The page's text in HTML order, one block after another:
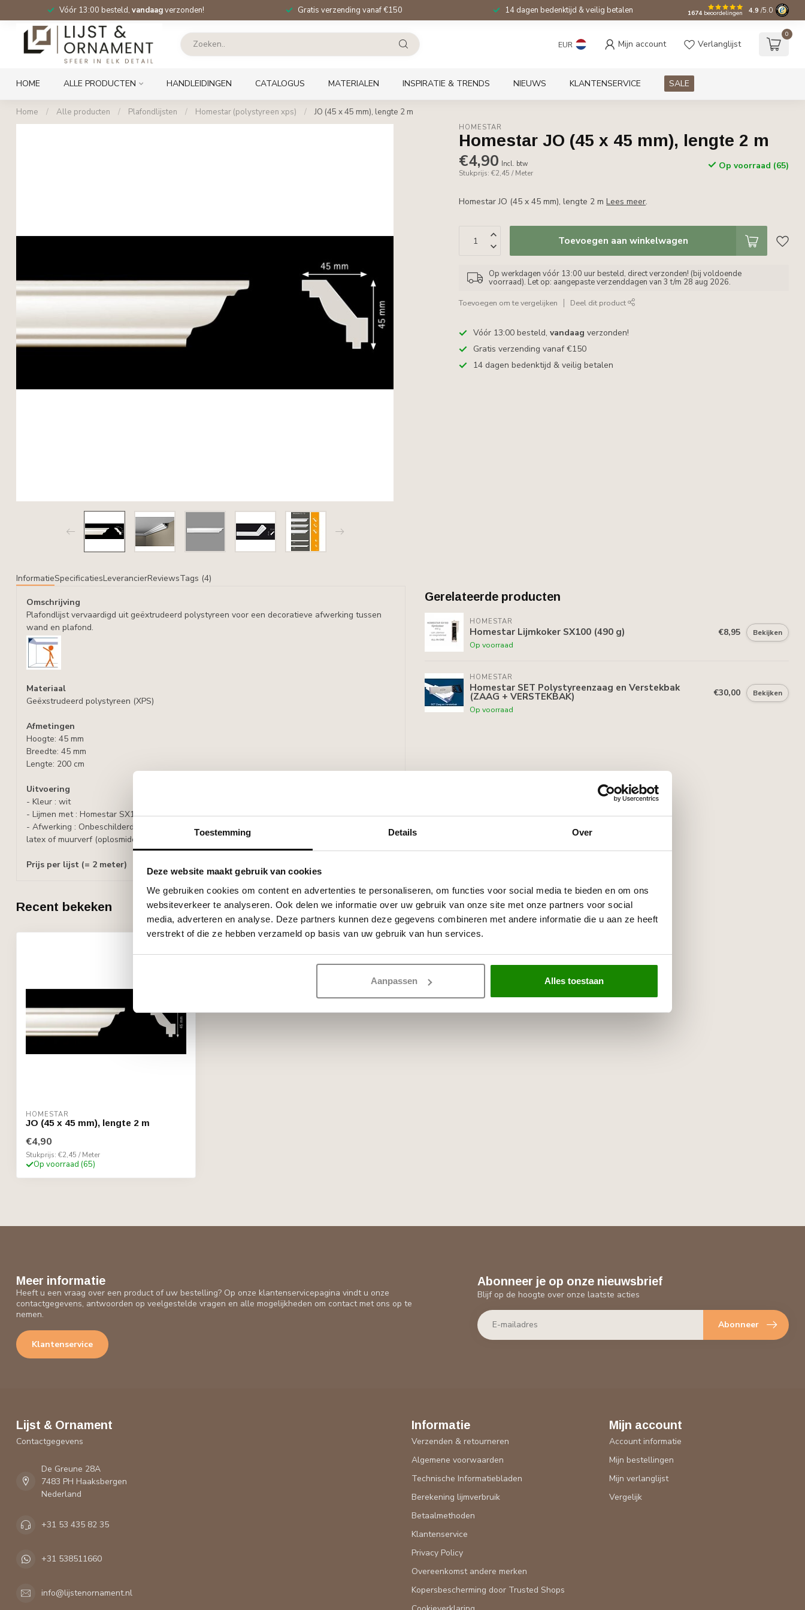
Toestemming Details Over
Deze website maakt gebruik van cookies
We gebruiken cookies om content en advertenties te personaliseren, om functies voor social media te bieden en om ons
websiteverkeer te analyseren. Ook delen we informatie over uw gebruik van onze site met onze partners voor social
media, adverteren en analyse. Deze partners kunnen deze gegevens combineren met andere informatie die u aan ze heeft
verstrekt of die ze hebben verzameld op basis van uw gebruik van hun services.
Aanpassen Alles toestaan
Vóór 13:00 besteld, vandaagverzonden! Gratis verzending vanaf €150 14 dagen bedenktijd & veilig betalen 1674beoordelingen 4.9 /5.0
EUR Mijn account Verlanglijst
0
HOME ALLE PRODUCTEN HANDLEIDINGEN CATALOGUS MATERIALEN INSPIRATIE & TRENDS NIEUWS KLANTENSERVICE SALE
Home / Alle producten / Plafondlijsten / Homestar (polystyreen xps) / JO (45 x 45 mm), lengte 2 m
HOMESTAR
Homestar JO (45 x 45 mm), lengte 2 m
€4,90 Incl. btw
Stukprijs: €2,45 / Meter
Op voorraad (65)
Homestar JO (45 x 45 mm), lengte 2 mLees meer.
Toevoegen aan winkelwagen
Op werkdagen vóór 13:00 uur besteld, direct verzonden! (bij voldoende
voorraad). Let op: aangepaste verzenddagen van 3 t/m 28 aug 2026.
Toevoegen om te vergelijken Deel dit product
Vóór 13:00 besteld,vandaag verzonden!
Gratis verzending vanaf €150
14 dagen bedenktijd & veilig betalen
InformatieSpecificatiesLeverancierReviewsTags (4)
Omschrijving
Plafondlijst vervaardigd uit geëxtrudeerd polystyreen voor een decoratieve afwerking tussen
wand en plafond.
Materiaal
Geëxstrudeerd polystyreen (XPS)
Afmetingen
Hoogte: 45 mm
Breedte: 45 mm
Lengte: 200 cm
Uitvoering
- Kleur : wit
- Lijmen met : Homestar SX100 lijm, lijmverbruik: 5 - 6 meter lijst per lijmkoker.
- Afwerking : Onbeschilderd, overschilderbaar met alle verven op waterbasis, zoals acrylverf,
latex of muurverf (oplosmiddelvrij).
Prijs per lijst (= 2 meter)
Gerelateerde producten
HOMESTAR
Homestar Lijmkoker SX100 (490 g)
Op voorraad
€8,95 Bekijken
HOMESTAR
Homestar SET Polystyreenzaag en Verstekbak
(ZAAG + VERSTEKBAK)
Op voorraad
€30,00 Bekijken
Recent bekeken
HOMESTAR
JO (45 x 45 mm), lengte 2 m
€4,90
Stukprijs: €2,45 / Meter
Op voorraad (65)
Meer informatie
Heeft u een vraag over een product of uw bestelling? Op onze klantenservicepagina vindt u onze
contactgegevens, antwoorden op veelgestelde vragen en alle mogelijkheden om contact met ons op te
nemen.
Klantenservice
Abonneer je op onze nieuwsbrief
Blijf op de hoogte over onze laatste acties
Abonneer
Lijst & Ornament
Contactgegevens
De Greune 28A
7483 PH Haaksbergen
Nederland
+31 53 435 82 35
+31 538511660
info@lijstenornament.nl
Informatie
Verzenden & retourneren
Algemene voorwaarden
Technische Informatiebladen
Berekening lijmverbruik
Betaalmethoden
Klantenservice
Privacy Policy
Overeenkomst andere merken
Kopersbescherming door Trusted Shops
Mijn account
Account informatie
Mijn bestellingen
Mijn verlanglijst
Vergelijk